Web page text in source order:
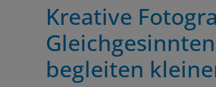
Kreative
begleiten